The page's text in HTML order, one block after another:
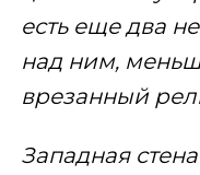
есть еще два
над ним,
врезанный
Западная